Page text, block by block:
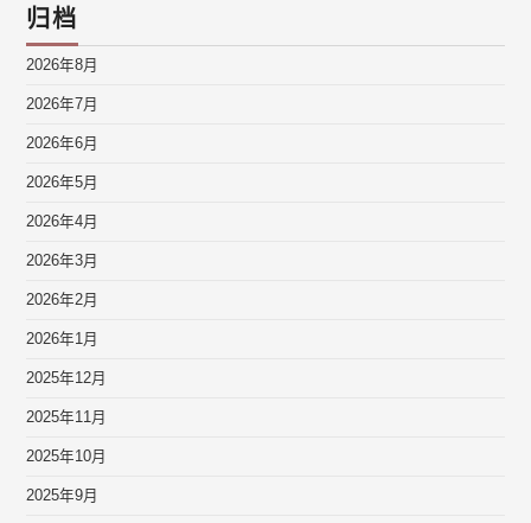
归档
2026年8月
2026年7月
2026年6月
2026年5月
2026年4月
2026年3月
2026年2月
2026年1月
2025年12月
2025年11月
2025年10月
2025年9月